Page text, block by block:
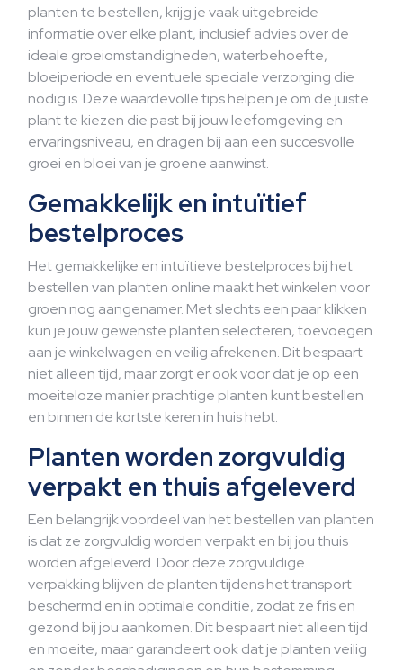
planten te bestellen, krijg je vaak uitgebreide
informatie over elke plant, inclusief advies over de
ideale groeiomstandigheden, waterbehoefte,
bloeiperiode en eventuele speciale verzorging die
nodig is. Deze waardevolle tips helpen je om de juiste
plant te kiezen die past bij jouw leefomgeving en
ervaringsniveau, en dragen bij aan een succesvolle
groei en bloei van je groene aanwinst.
Gemakkelijk en intuïtief
bestelproces
Het gemakkelijke en intuïtieve bestelproces bij het
bestellen van planten online maakt het winkelen voor
groen nog aangenamer. Met slechts een paar klikken
kun je jouw gewenste planten selecteren, toevoegen
aan je winkelwagen en veilig afrekenen. Dit bespaart
niet alleen tijd, maar zorgt er ook voor dat je op een
moeiteloze manier prachtige planten kunt bestellen
en binnen de kortste keren in huis hebt.
Planten worden zorgvuldig
verpakt en thuis afgeleverd
Een belangrijk voordeel van het bestellen van planten
is dat ze zorgvuldig worden verpakt en bij jou thuis
worden afgeleverd. Door deze zorgvuldige
verpakking blijven de planten tijdens het transport
beschermd en in optimale conditie, zodat ze fris en
gezond bij jou aankomen. Dit bespaart niet alleen tijd
en moeite, maar garandeert ook dat je planten veilig